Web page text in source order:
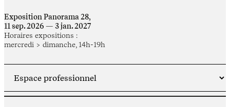
Exposition Panorama 28,
11 sep. 2026 — 3 jan. 2027
Horaires expositions :
mercredi > dimanche, 14h-19h